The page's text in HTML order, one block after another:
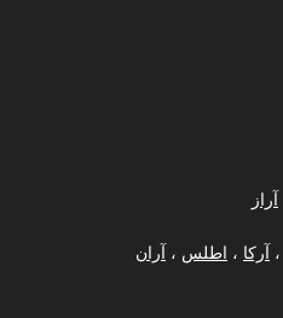
آراز
، آرکا ، اطلس ،
آران